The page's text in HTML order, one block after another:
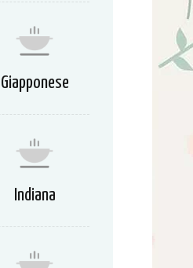
Giapponese
Indiana